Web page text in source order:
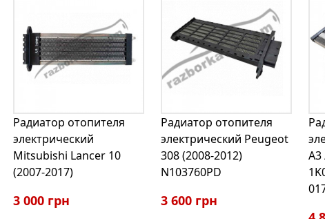
Радиатор отопителя
электрический
Mitsubishi Lancer 10
(2007-2017)
3 000 грн
Радиатор отопителя
электрический Peugeot
308 (2008-2012)
N103760PD
3 600 грн
A3